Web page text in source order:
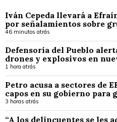
Iván Cepeda llevará a
por señalamientos sobre
46 minutos atrás
Defensoría del Pueblo
drones y explosivos en
1 hora atrás
Petro acusa a sectores de
capos en su gobierno para
3 horas atrás
“A los delincuentes se les